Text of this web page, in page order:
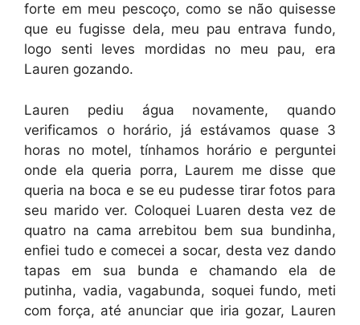
forte em meu pescoço, como se não quisesse
que eu fugisse dela, meu pau entrava fundo,
logo senti leves mordidas no meu pau, era
Lauren gozando.
Lauren pediu água novamente, quando
verificamos o horário, já estávamos quase 3
horas no motel, tínhamos horário e perguntei
onde ela queria porra, Laurem me disse que
queria na boca e se eu pudesse tirar fotos para
seu marido ver. Coloquei Luaren desta vez de
quatro na cama arrebitou bem sua bundinha,
enfiei tudo e comecei a socar, desta vez dando
tapas em sua bunda e chamando ela de
putinha, vadia, vagabunda, soquei fundo, meti
com força, até anunciar que iria gozar, Lauren